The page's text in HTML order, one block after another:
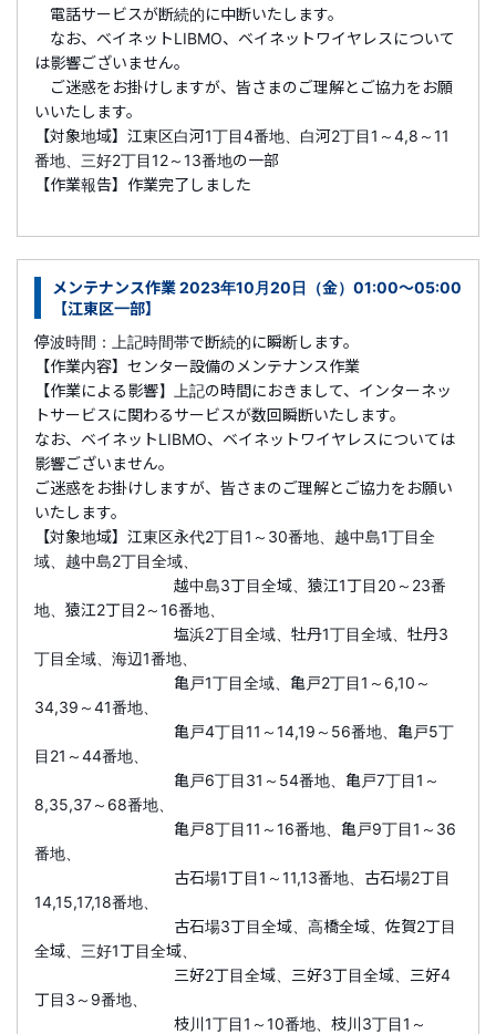
電話サービスが断続的に中断いたします。
なお、ベイネットLIBMO、ベイネットワイヤレスについて
は影響ございません。
ご迷惑をお掛けしますが、皆さまのご理解とご協力をお願
いいたします。
【対象地域】江東区白河1丁目4番地、白河2丁目1～4,8～11
番地、三好2丁目12～13番地の一部
【作業報告】作業完了しました
メンテナンス作業 2023年10月20日（金）01:00～05:00
【江東区一部】
停波時間：上記時間帯で断続的に瞬断します。
【作業内容】センター設備のメンテナンス作業
【作業による影響】上記の時間におきまして、インターネッ
トサービスに関わるサービスが数回瞬断いたします。
なお、ベイネットLIBMO、ベイネットワイヤレスについては
影響ございません。
ご迷惑をお掛けしますが、皆さまのご理解とご協力をお願い
いたします。
【対象地域】江東区永代2丁目1～30番地、越中島1丁目全
域、越中島2丁目全域、
越中島3丁目全域、猿江1丁目20～23番
地、猿江2丁目2～16番地、
塩浜2丁目全域、牡丹1丁目全域、牡丹3
丁目全域、海辺1番地、
亀戸1丁目全域、亀戸2丁目1～6,10～
34,39～41番地、
亀戸4丁目11～14,19～56番地、亀戸5丁
目21～44番地、
亀戸6丁目31～54番地、亀戸7丁目1～
8,35,37～68番地、
亀戸8丁目11～16番地、亀戸9丁目1～36
番地、
古石場1丁目1～11,13番地、古石場2丁目
14,15,17,18番地、
古石場3丁目全域、高橋全域、佐賀2丁目
全域、三好1丁目全域、
三好2丁目全域、三好3丁目全域、三好4
丁目3～9番地、
枝川1丁目1～10番地、枝川3丁目1～